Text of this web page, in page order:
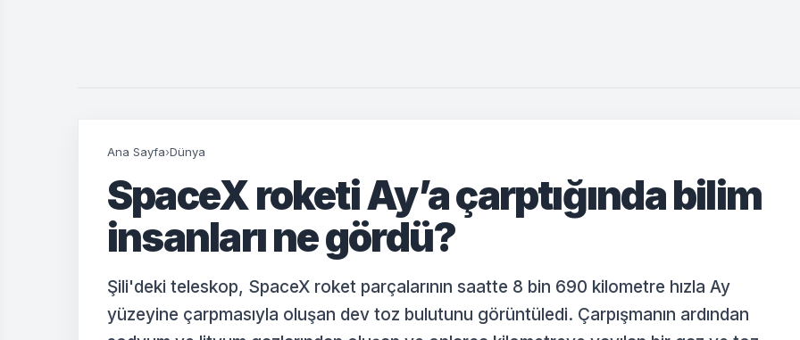
Ana Sayfa›Dünya
SpaceX roketi Ay’a çarptığında bilim
insanları ne gördü?
Şili'deki teleskop, SpaceX roket parçalarının saatte 8 bin 690 kilometre hızla Ay
yüzeyine çarpmasıyla oluşan dev toz bulutunu görüntüledi. Çarpışmanın ardından